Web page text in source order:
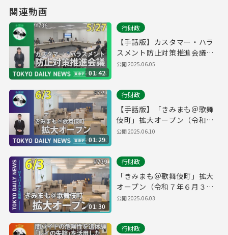
関連動画
01:42
行財政
【手話版】カスタマー・ハラ
スメント防止対策推進会議
（令和７年５月27日 東京デイ
公開2025.06.05
01:29
行財政
【手話版】「きみまも＠歌舞
伎町」拡大オープン（令和７
年６月３日 東京デイリーニュ
公開2025.06.10
01:30
行財政
「きみまも＠歌舞伎町」拡大
オープン（令和７年６月３日
東京デイリーニュース
公開2025.06.03
行財政